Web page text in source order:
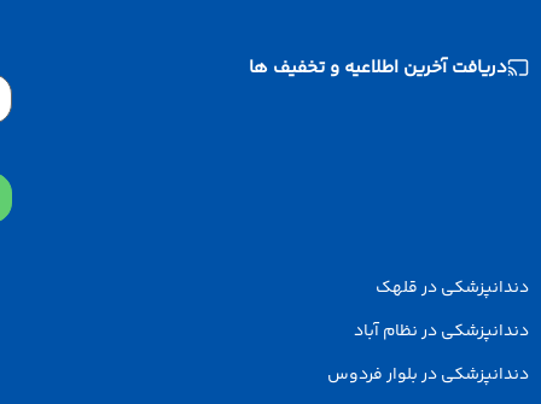
آخرین اطلاعیه و تخفیف ها
در قلهک
در نظام آباد
در بلوار فردوس